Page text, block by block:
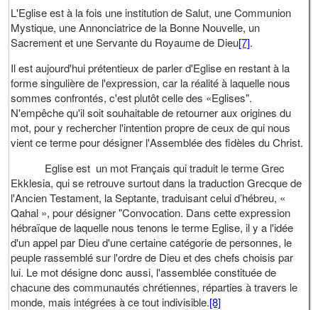
L'Eglise est à la fois une institution de Salut, une Communion
Mystique, une Annonciatrice de la Bonne Nouvelle, un
Sacrement et une Servante du Royaume de Dieu[7].
Il est aujourd'hui prétentieux de parler d'Eglise en restant à la
forme singulière de l'expression, car la réalité à laquelle nous
sommes confrontés, c'est plutôt celle des «Eglises".
N'empêche qu'il soit souhaitable de retourner aux origines du
mot, pour y rechercher l'intention propre de ceux de qui nous
vient ce terme pour désigner l'Assemblée des fidèles du Christ.
Eglise est un mot Français qui traduit le terme Grec
Ekklesia, qui se retrouve surtout dans la traduction Grecque de
l'Ancien Testament, la Septante, traduisant celui d’hébreu, «
Qahal », pour désigner "Convocation. Dans cette expression
hébraïque de laquelle nous tenons le terme Eglise, il y a l'idée
d'un appel par Dieu d'une certaine catégorie de personnes, le
peuple rassemblé sur l'ordre de Dieu et des chefs choisis par
lui. Le mot désigne donc aussi, l'assemblée constituée de
chacune des communautés chrétiennes, réparties à travers le
monde, mais intégrées à ce tout indivisible.[8]